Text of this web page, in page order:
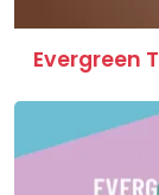
Evergreen